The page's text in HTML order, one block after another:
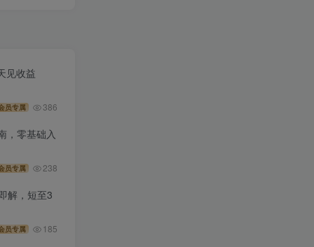
见收益
员专属 386
，零基础入
员专属 238
解，短至3
员专属 185